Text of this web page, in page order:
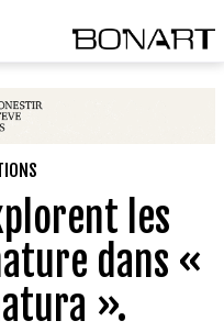
les
dans «
».